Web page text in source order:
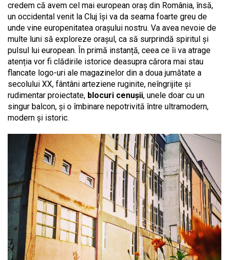
credem că avem cel mai european oraș din România, însă,
un occidental venit la Cluj își va da seama foarte greu de
unde vine europenitatea orașului nostru. Va avea nevoie de
multe luni să exploreze orașul, ca să surprindă spiritul și
pulsul lui european. În primă instanță, ceea ce îi va atrage
atenția vor fi clădirile istorice deasupra cărora mai stau
flancate logo-uri ale magazinelor din a doua jumătate a
secolului XX, fântâni arteziene ruginite, neîngrijite și
rudimentar proiectate, blocuri cenușii, unele doar cu un
singur balcon, și o îmbinare nepotrivită între ultramodern,
modern și istoric.